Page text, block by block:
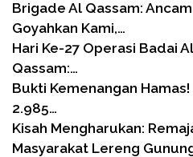
Brigade Al Qassam:
Goyahkan Kami,…
Hari Ke-27 Operasi Badai
Qassam:…
Bukti Kemenangan
2.985…
Kisah Mengharukan:
Masyarakat Lereng